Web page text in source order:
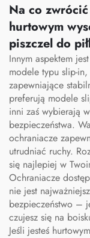
Na co
hurtowym
piszczel do
Innym aspektem
modele typu slip-in,
zapewniające
preferują modele
inni zaś wybierają
bezpieczeństwa.
ochraniacze
utrudniać ruchy.
się najlepiej w
Ochraniacze
nie jest
bezpieczeństwo –
czujesz się na
Jeśli jesteś